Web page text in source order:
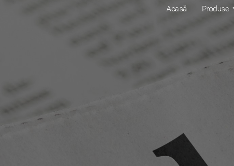
Acasă Produse